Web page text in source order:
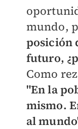
mundo,
posición
futuro,
Como
"En la
mismo.
al